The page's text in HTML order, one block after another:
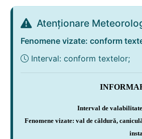
Atenționare
Fenomene vizate: conform
Interval: conform textelor;
Interval de
Fenomene vizate: val de căldură,